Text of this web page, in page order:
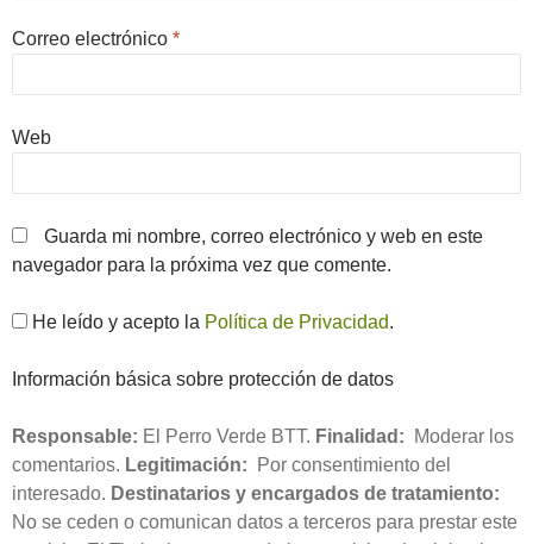
Correo electrónico *
Web
Guarda mi nombre, correo electrónico y web en este
navegador para la próxima vez que comente.
He leído y acepto la Política de Privacidad.
Información básica sobre protección de datos
Responsable: El Perro Verde BTT. Finalidad: Moderar los
comentarios. Legitimación: Por consentimiento del
interesado. Destinatarios y encargados de tratamiento:
No se ceden o comunican datos a terceros para prestar este